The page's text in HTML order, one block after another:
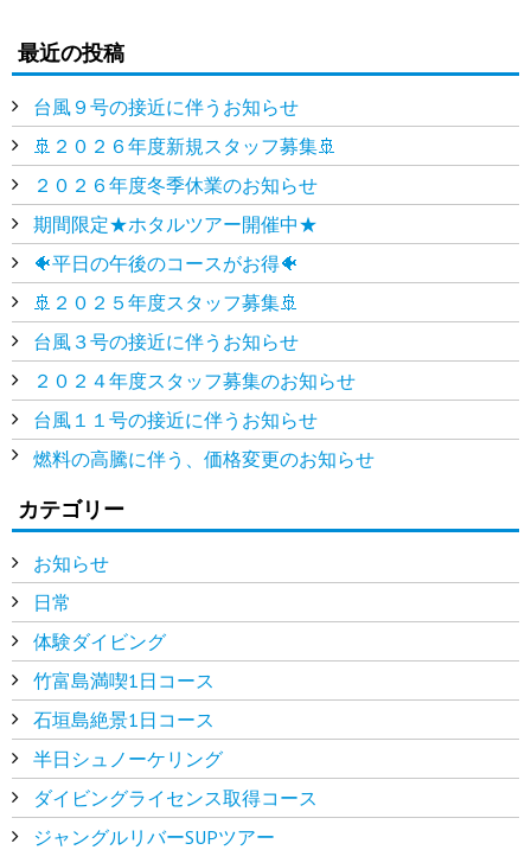
最近の投稿
台風９号の接近に伴うお知らせ
🚢２０２６年度新規スタッフ募集🚢
２０２６年度冬季休業のお知らせ
期間限定★ホタルツアー開催中★
🐠平日の午後のコースがお得🐠
🚢２０２５年度スタッフ募集🚢
台風３号の接近に伴うお知らせ
２０２４年度スタッフ募集のお知らせ
台風１１号の接近に伴うお知らせ
燃料の高騰に伴う、価格変更のお知らせ
カテゴリー
お知らせ
日常
体験ダイビング
竹富島満喫1日コース
石垣島絶景1日コース
半日シュノーケリング
ダイビングライセンス取得コース
ジャングルリバーSUPツアー